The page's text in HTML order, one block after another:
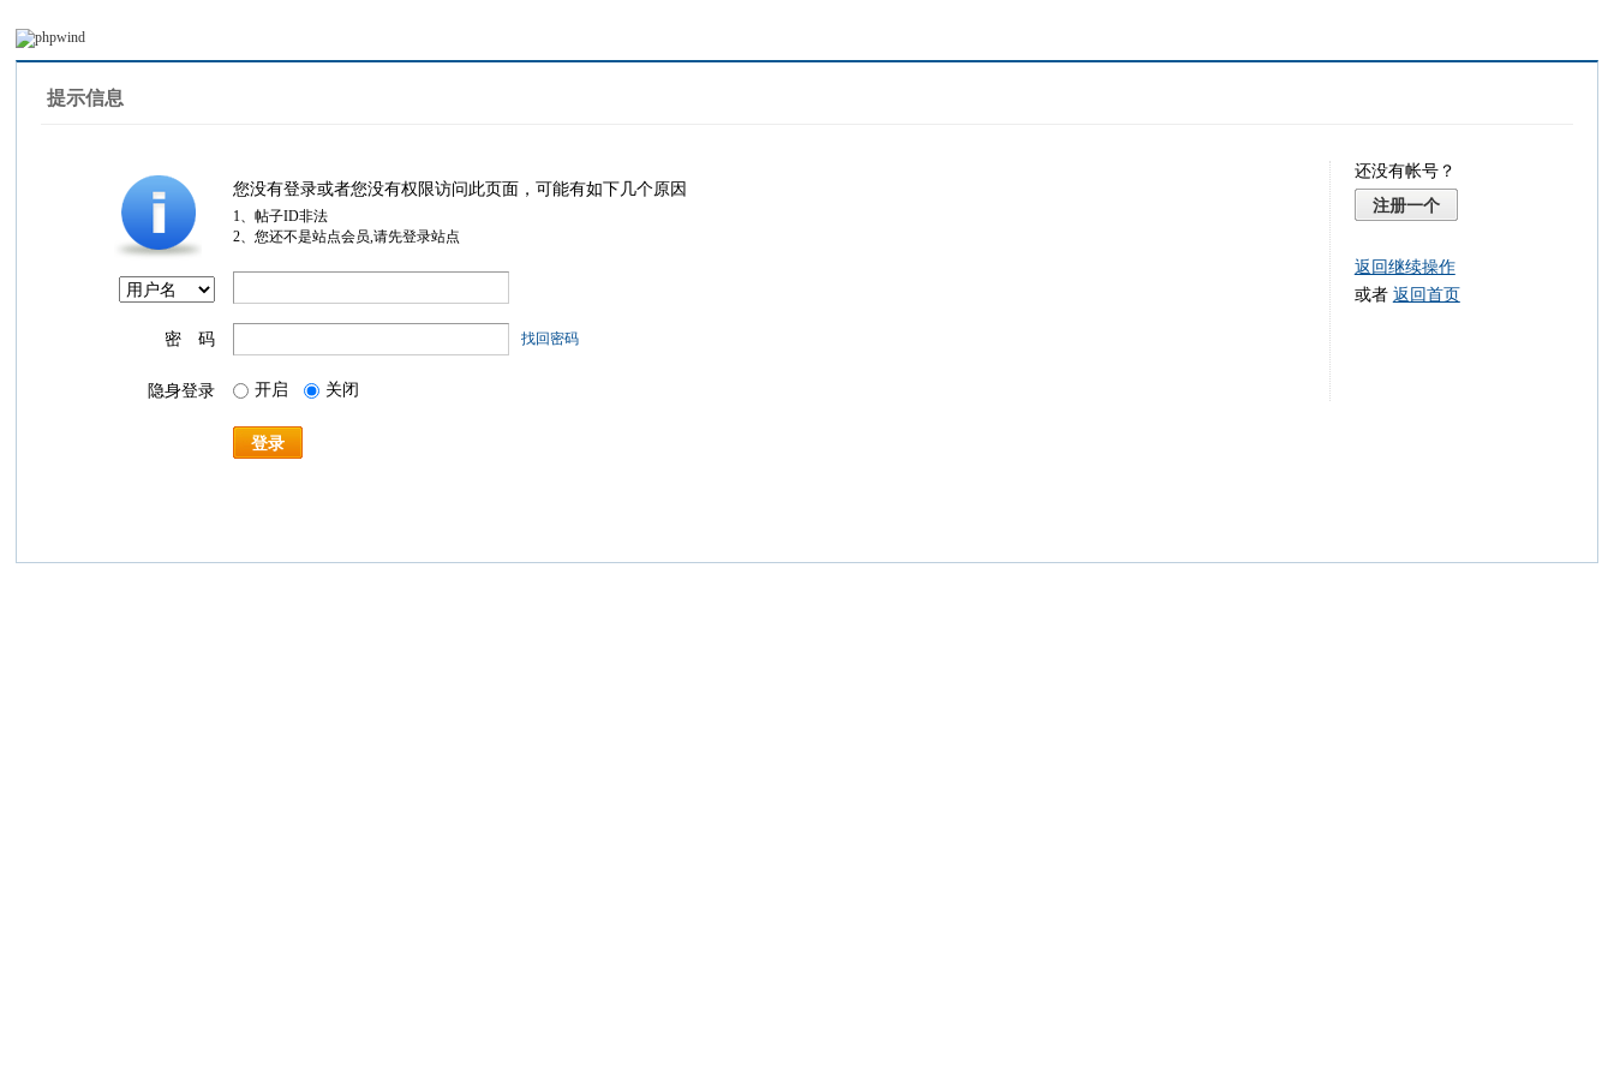
提示信息
您没有登录或者您没有权限访问此页面，可能有如下几个原因
1、帖子ID非法
2、您还不是站点会员,请先登录站点
密 码 找回密码
隐身登录 开启 关闭
登录
还没有帐号？
注册一个
返回继续操作
或者 返回首页